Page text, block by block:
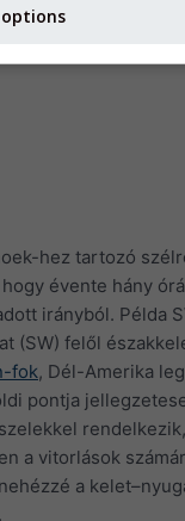
hez tartozó
évente hány
irányból. Példa
(SW) felől
fok, Dél-Amerika
pontja
a vitorlások
a